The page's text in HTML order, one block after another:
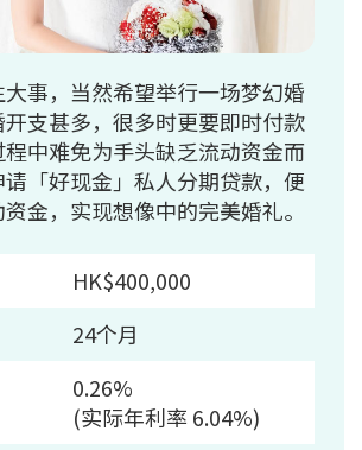
事，当然希望举行一场梦幻婚
支甚多，很多时更要即时付款
中难免为手头缺乏流动资金而
「好现金」私人分期贷款，便
金，实现想像中的完美婚礼。
HK$400,000
24个月
0.26%
(实际年利率 6.04%)